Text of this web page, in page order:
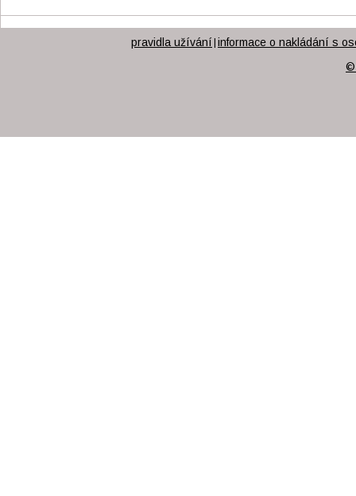
pravidla užívání informace o nakládání s
©